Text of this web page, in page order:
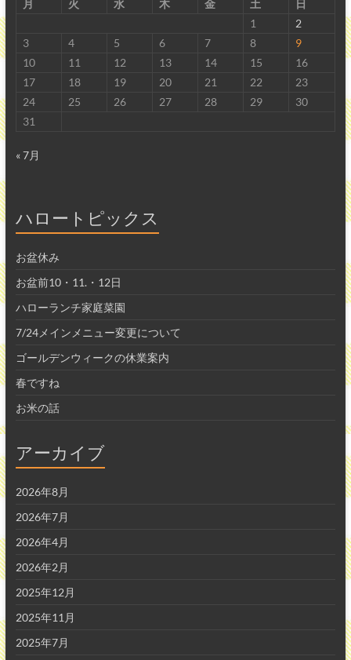
月
火 水 木 金 土
日
1
2
3
4 5 6 7 8
9
10
11 12 13 14 15
16
17
18 19 20 21 22
23
24
25 26 27 28 29
30
31
« 7月
ハロートピックス
お盆休み
お盆前10・11.・12日
ハローランチ家庭菜園
7/24メインメニュー変更について
ゴールデンウィークの休業案内
春ですね
お米の話
アーカイブ
2026年8月
2026年7月
2026年4月
2026年2月
2025年12月
2025年11月
2025年7月